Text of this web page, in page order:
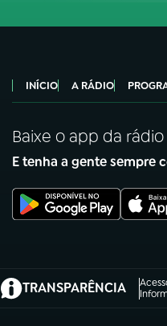
INÍCIO A RÁDIO
Baixe o app da
E tenha a gente sempre
TRANSPARÊNCIA
(abre em nova aba)